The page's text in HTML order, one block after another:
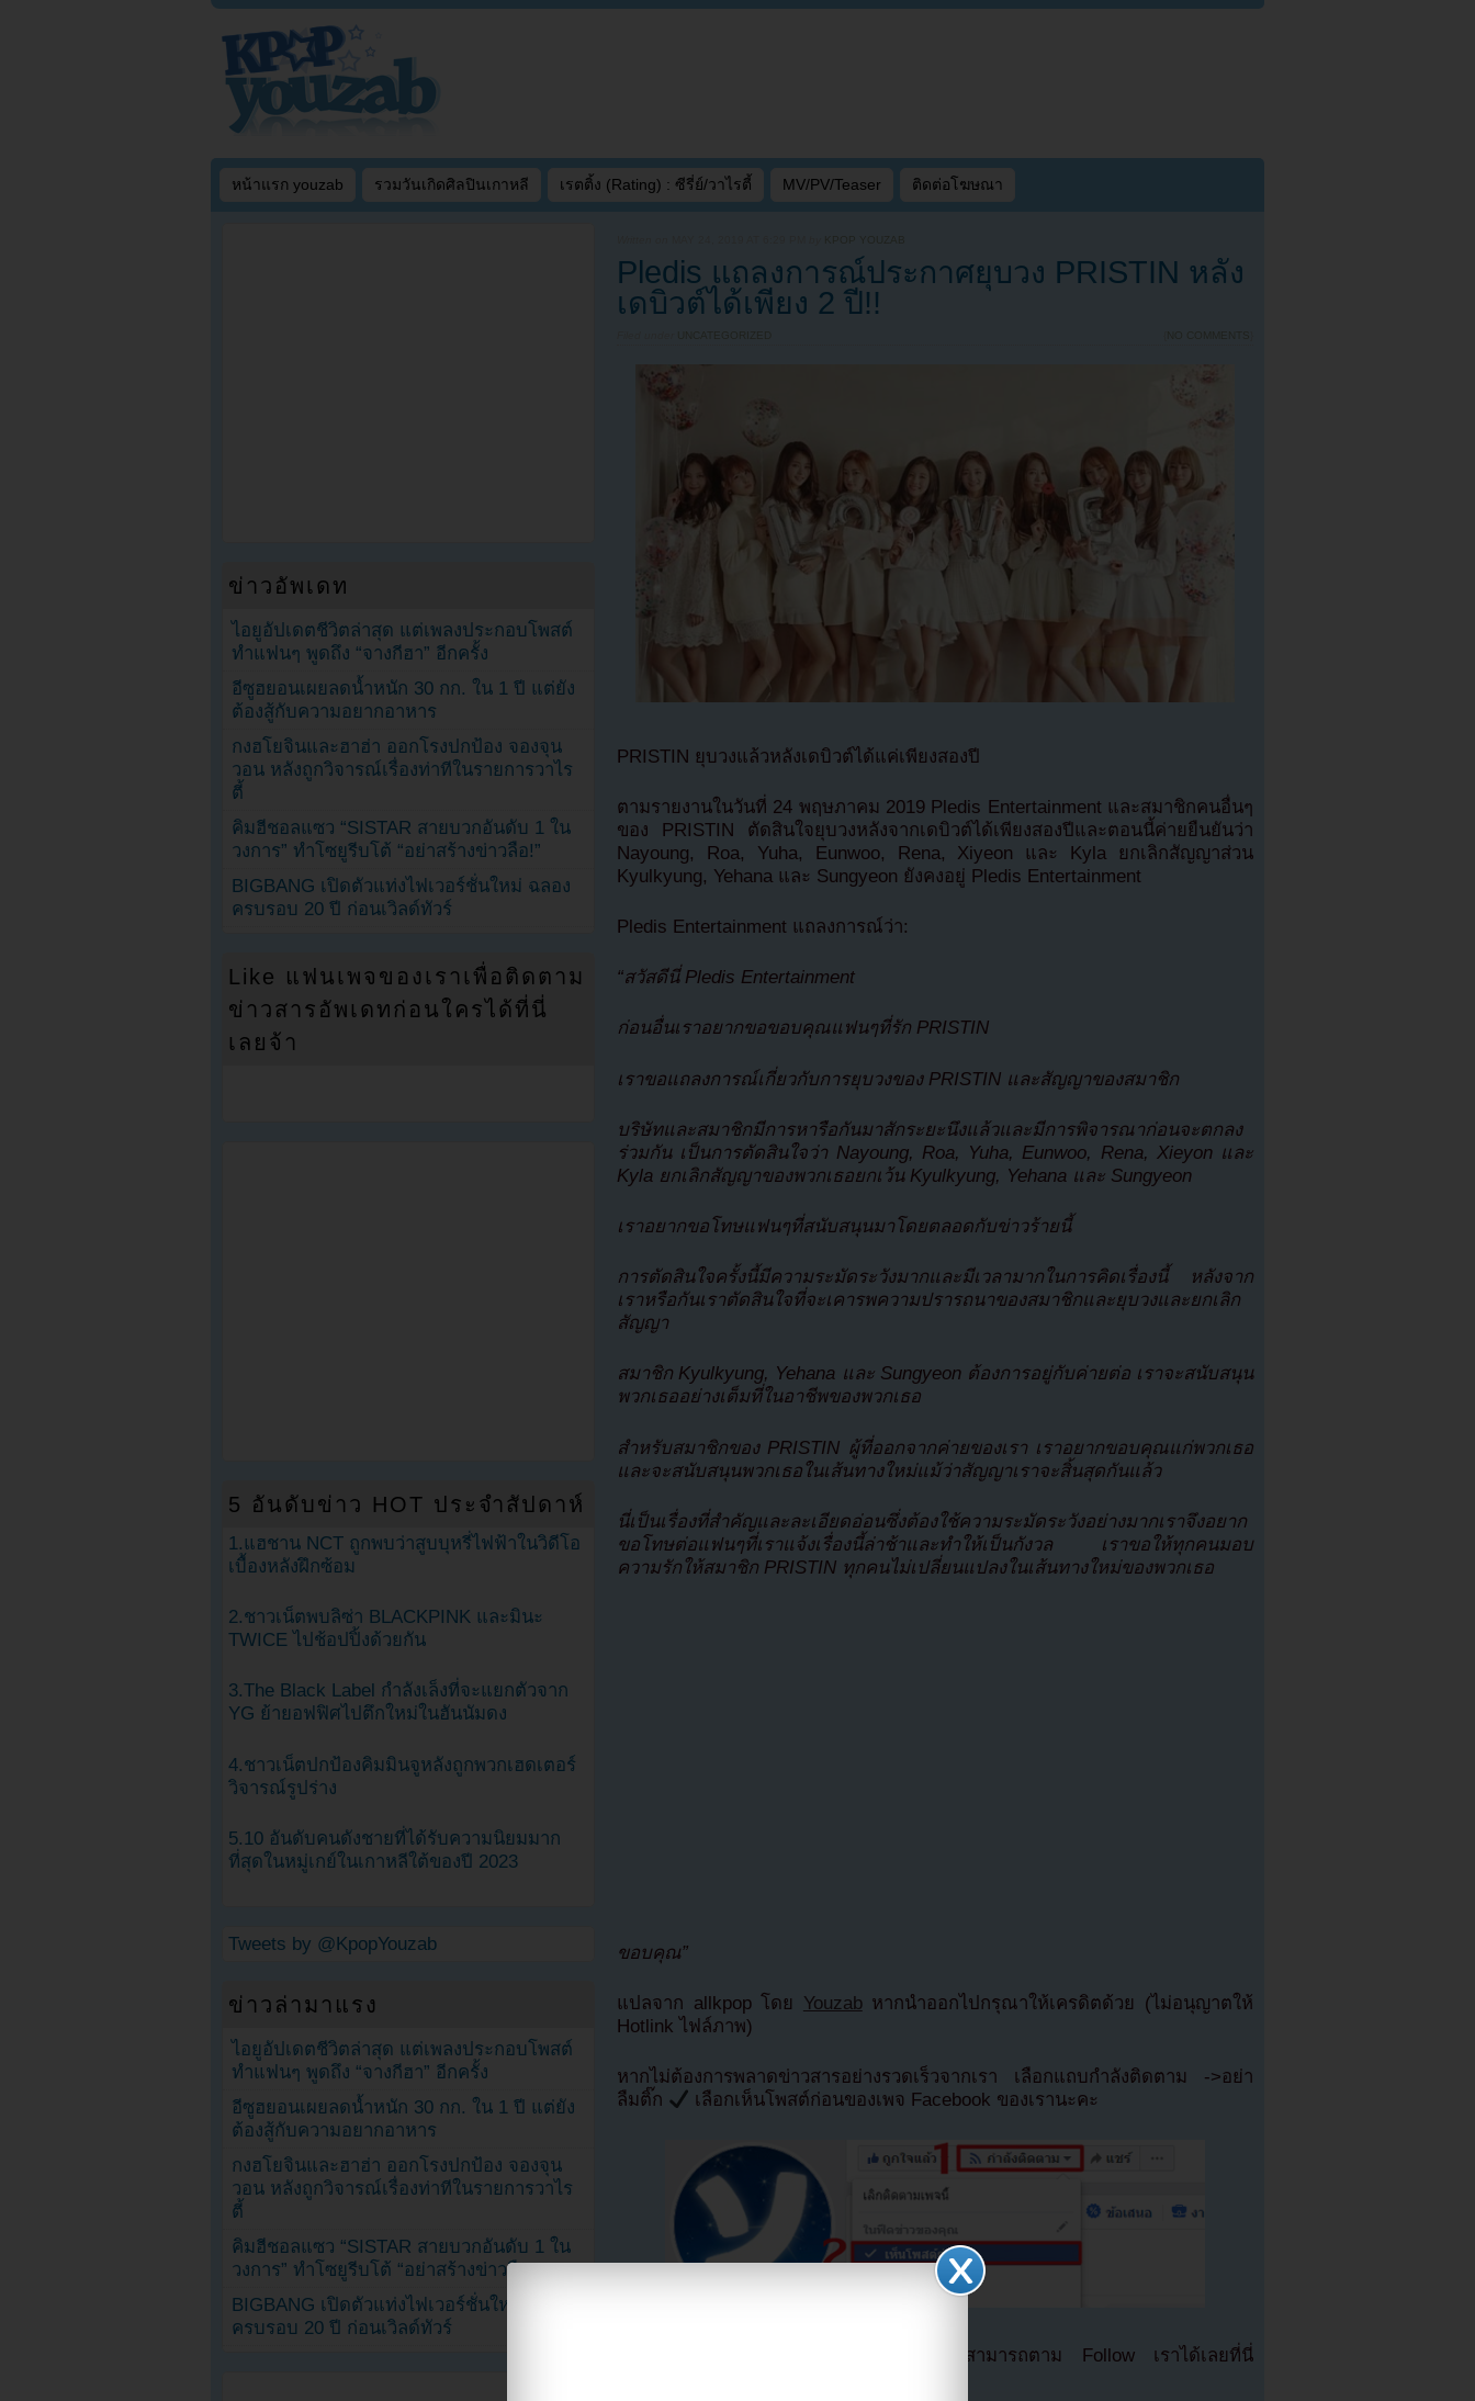
หน้าแรก youzab รวมวันเกิดศิลปินเกาหลี เรตติ้ง (Rating) : ซีรี่ย์/วาไรตี้ MV/PV/Teaser ติดต่อโฆษณา
KPOP YOUZAB
Pledis แถลงการณ์ประกาศยุบวง PRISTIN หลัง
เดบิวต์ได้เพียง 2 ปี!!
UNCATEGORIZED NO COMMENTS
PRISTIN ยุบวงแล้วหลังเดบิวต์ได้แค่เพียงสองปี
ตามรายงานในวันที่ 24 พฤษภาคม 2019 Pledis Entertainment และสมาชิกคนอื่นๆ
ของ PRISTIN ตัดสินใจยุบวงหลังจากเดบิวต์ได้เพียงสองปีและตอนนี้ค่ายยืนยันว่า
Nayoung, Roa, Yuha, Eunwoo, Rena, Xiyeon และ Kyla ยกเลิกสัญญาส่วน
Kyulkyung, Yehana และ Sungyeon ยังคงอยู่ Pledis Entertainment
Pledis Entertainment แถลงการณ์ว่า:
“สวัสดีนี่ Pledis Entertainment
ก่อนอื่นเราอยากขอขอบคุณแฟนๆที่รัก PRISTIN
เราขอแถลงการณ์เกี่ยวกับการยุบวงของ PRISTIN และสัญญาของสมาชิก
บริษัทและสมาชิกมีการหารือกันมาสักระยะนึงแล้วและมีการพิจารณาก่อนจะตกลง
ร่วมกัน เป็นการตัดสินใจว่า Nayoung, Roa, Yuha, Eunwoo, Rena, Xieyon และ
Kyla ยกเลิกสัญญาของพวกเธอยกเว้น Kyulkyung, Yehana และ Sungyeon
เราอยากขอโทษแฟนๆที่สนับสนุนมาโดยตลอดกับข่าวร้ายนี้
การตัดสินใจครั้งนี้มีความระมัดระวังมากและมีเวลามากในการคิดเรื่องนี้ หลังจาก
เราหรือกันเราตัดสินใจที่จะเคารพความปรารถนาของสมาชิกและยุบวงและยกเลิก
สัญญา
สมาชิก Kyulkyung, Yehana และ Sungyeon ต้องการอยู่กับค่ายต่อ เราจะสนับสนุน
พวกเธออย่างเต็มที่ในอาชีพของพวกเธอ
สำหรับสมาชิกของ PRISTIN ผู้ที่ออกจากค่ายของเรา เราอยากขอบคุณแก่พวกเธอ
และจะสนับสนุนพวกเธอในเส้นทางใหม่แม้ว่าสัญญาเราจะสิ้นสุดกันแล้ว
นี่เป็นเรื่องที่สำคัญและละเอียดอ่อนซึ่งต้องใช้ความระมัดระวังอย่างมากเราจึงอยาก
ขอโทษต่อแฟนๆที่เราแจ้งเรื่องนี้ล่าช้าและทำให้เป็นกังวล เราขอให้ทุกคนมอบ
ความรักให้สมาชิก PRISTIN ทุกคนไม่เปลี่ยนแปลงในเส้นทางใหม่ของพวกเธอ
ขอบคุณ”
แปลจาก allkpop โดย Youzabหากนำออกไปกรุณาให้เครดิตด้วย (ไม่อนุญาตให้
Hotlink ไฟล์ภาพ)
หากไม่ต้องการพลาดข่าวสารอย่างรวดเร็วจากเรา เลือกแถบกำลังติดตาม ->อย่า
ลืมติ๊ก
เลือกเห็นโพสต์ก่อนของเพจ Facebook ของเรานะคะ
ตอนนี้แฟนๆสามารถติดตามเราได้อีกช่องทางสามารถตาม Follow เราได้เลยที่นี่
ข่าวอัพเดท
ไอยูอัปเดตชีวิตล่าสุด แต่เพลงประกอบโพสต์
ทำแฟนๆ พูดถึง “จางกีฮา” อีกครั้ง
อีซูฮยอนเผยลดน้ำหนัก 30 กก. ใน 1 ปี แต่ยัง
ต้องสู้กับความอยากอาหาร
กงฮโยจินและฮาฮ่า ออกโรงปกป้อง จองจุน
วอน หลังถูกวิจารณ์เรื่องท่าทีในรายการวาไร
ตี้
คิมฮีชอลแซว “SISTAR สายบวกอันดับ 1 ใน
วงการ” ทำโซยูรีบโต้ “อย่าสร้างข่าวลือ!”
BIGBANG เปิดตัวแท่งไฟเวอร์ชั่นใหม่ ฉลอง
ครบรอบ 20 ปี ก่อนเวิลด์ทัวร์
Like แฟนเพจของเราเพื่อติดตาม
ข่าวสารอัพเดทก่อนใครได้ที่นี่
เลยจ้า
5 อันดับข่าว HOT ประจำสัปดาห์
1.แฮชาน NCT ถูกพบว่าสูบบุหรี่ไฟฟ้าในวิดีโอ
เบื้องหลังฝึกซ้อม
2.ชาวเน็ตพบลิซ่า BLACKPINK และมินะ
TWICE ไปช้อปปิ้งด้วยกัน
3.The Black Label กำลังเล็งที่จะแยกตัวจาก
YG ย้ายอฟฟิศไปตึกใหม่ในฮันนัมดง
4.ชาวเน็ตปกป้องคิมมินจูหลังถูกพวกเฮดเตอร์
วิจารณ์รูปร่าง
5.10 อันดับคนดังชายที่ได้รับความนิยมมาก
ที่สุดในหมู่เกย์ในเกาหลีใต้ของปี 2023
Tweets by @KpopYouzab
ข่าวล่ามาแรง
ไอยูอัปเดตชีวิตล่าสุด แต่เพลงประกอบโพสต์
ทำแฟนๆ พูดถึง “จางกีฮา” อีกครั้ง
อีซูฮยอนเผยลดน้ำหนัก 30 กก. ใน 1 ปี แต่ยัง
ต้องสู้กับความอยากอาหาร
กงฮโยจินและฮาฮ่า ออกโรงปกป้อง จองจุน
วอน หลังถูกวิจารณ์เรื่องท่าทีในรายการวาไร
ตี้
คิมฮีชอลแซว “SISTAR สายบวกอันดับ 1 ใน
วงการ” ทำโซยูรีบโต้ “อย่าสร้างข่าวลือ!”
BIGBANG เปิดตัวแท่งไฟเวอร์ชั่นใหม่ ฉลอง
ครบรอบ 20 ปี ก่อนเวิลด์ทัวร์